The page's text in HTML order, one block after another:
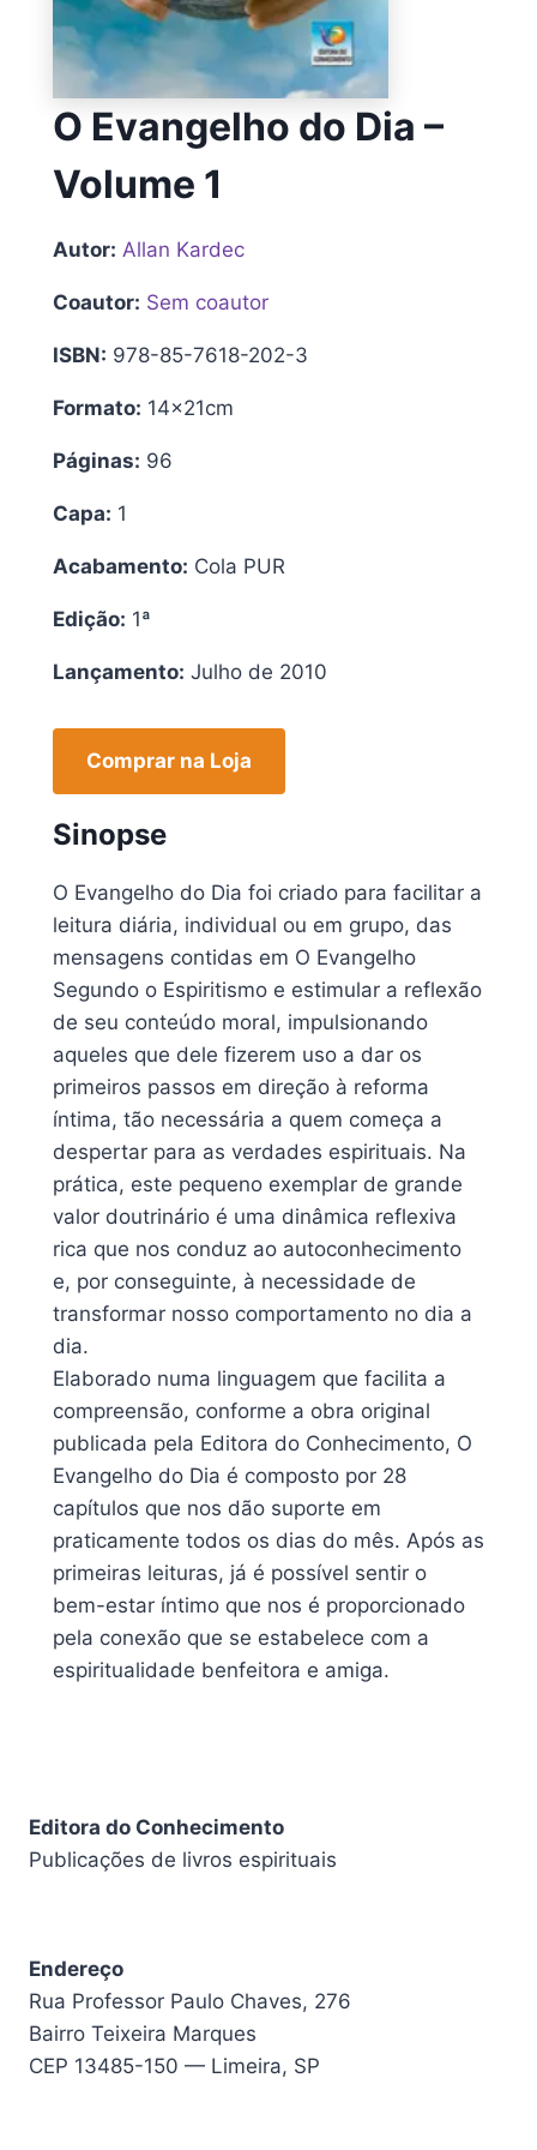
O Evangelho do Dia –
Volume 1
Autor: Allan Kardec
Coautor: Sem coautor
ISBN: 978-85-7618-202-3
Formato: 14x21cm
Páginas: 96
Capa: 1
Acabamento: Cola PUR
Edição: 1ª
Lançamento: Julho de 2010
Comprar na Loja
Sinopse
O Evangelho do Dia foi criado para facilitar a
leitura diária, individual ou em grupo, das
mensagens contidas em O Evangelho
Segundo o Espiritismo e estimular a reflexão
de seu conteúdo moral, impulsionando
aqueles que dele fizerem uso a dar os
primeiros passos em direção à reforma
íntima, tão necessária a quem começa a
despertar para as verdades espirituais. Na
prática, este pequeno exemplar de grande
valor doutrinário é uma dinâmica reflexiva
rica que nos conduz ao autoconhecimento
e, por conseguinte, à necessidade de
transformar nosso comportamento no dia a
dia.
Elaborado numa linguagem que facilita a
compreensão, conforme a obra original
publicada pela Editora do Conhecimento, O
Evangelho do Dia é composto por 28
capítulos que nos dão suporte em
praticamente todos os dias do mês. Após as
primeiras leituras, já é possível sentir o
bem-estar íntimo que nos é proporcionado
pela conexão que se estabelece com a
espiritualidade benfeitora e amiga.
Editora do Conhecimento
Publicações de livros espirituais
Endereço
Rua Professor Paulo Chaves, 276
Bairro Teixeira Marques
CEP 13485-150 — Limeira, SP